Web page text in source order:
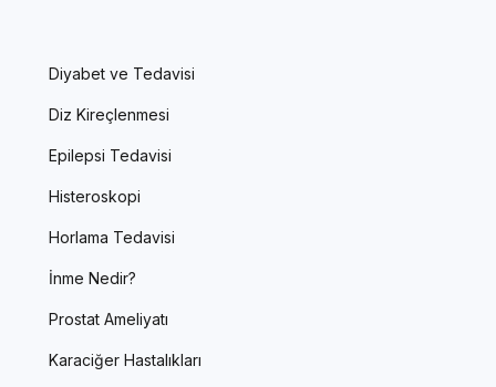
Diyabet ve Tedavisi
Diz Kireçlenmesi
Epilepsi Tedavisi
Histeroskopi
Horlama Tedavisi
İnme Nedir?
Prostat Ameliyatı
Karaciğer Hastalıkları